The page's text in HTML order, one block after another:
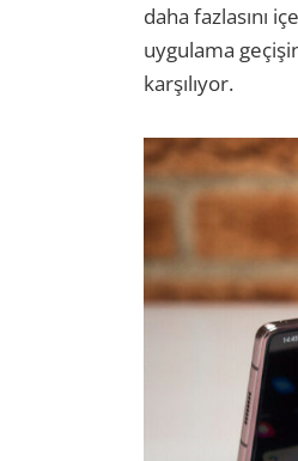
daha fazlasını
uygulama
karşılıyor.